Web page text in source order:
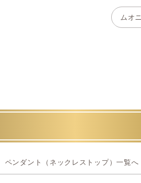
ムオ
ペンダント（ネックレストップ）一覧へ